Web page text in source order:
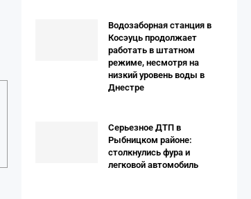
Водозаборная станция в
Косэуць продолжает
работать в штатном
режиме, несмотря на
низкий уровень воды в
Днестре
Серьезное ДТП в
Рыбницком районе:
столкнулись фура и
легковой автомобиль